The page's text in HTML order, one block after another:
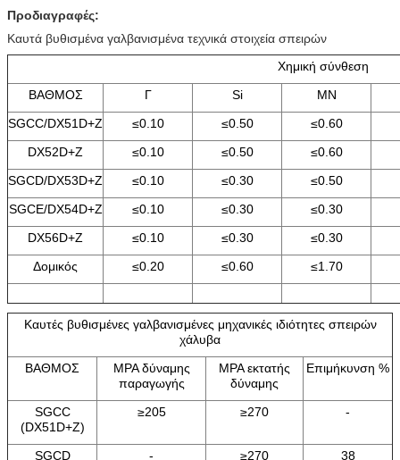
Προδιαγραφές:
Καυτά βυθισμένα γαλβανισμένα τεχνικά στοιχεία σπειρών
Χημική σύνθεση
ΒΑΘΜΟΣ
Γ Si
ΜΝ
SGCC/DX51D+Z
≤0.10 ≤0.50 ≤0.60
DX52D+Z
≤0.10 ≤0.50 ≤0.60
SGCD/DX53D+Z
≤0.10 ≤0.30 ≤0.50
SGCE/DX54D+Z
≤0.10 ≤0.30 ≤0.30
DX56D+Z
≤0.10 ≤0.30 ≤0.30
Δομικός
≤0.20 ≤0.60 ≤1.70
Καυτές βυθισμένες γαλβανισμένες μηχανικές ιδιότητες σπειρών
χάλυβα
ΒΑΘΜΟΣ
MPA δύναμης
παραγωγής
MPA εκτατής
δύναμης
Επιμήκυνση %
SGCC
(DX51D+Z)
≥205 ≥270 -
SGCD - ≥270 38